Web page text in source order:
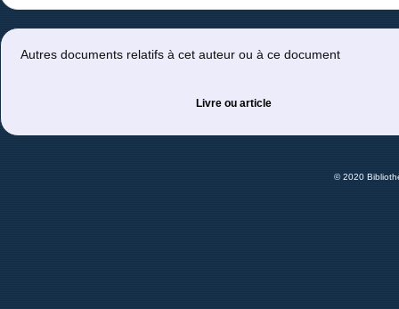
Autres documents relatifs à cet auteur ou à ce document
Livre ou article
© 2020